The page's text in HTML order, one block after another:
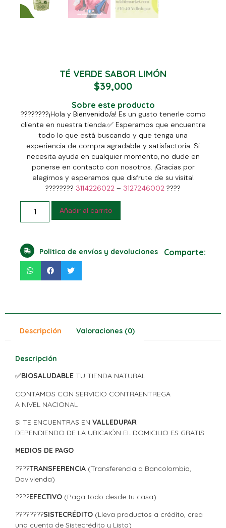
TÉ VERDE SABOR LIMÓN
$39,000
Sobre este producto
????????¡Hola y Bienvenido/a! Es un gusto tenerle como
cliente en nuestra tienda.✅Esperamos que encuentre
todo lo que está buscando y que tenga una
experiencia de compra agradable y satisfactoria. Si
necesita ayuda en cualquier momento, no dude en
ponerse en contacto con nosotros. ¡Gracias por
elegirnos y esperamos que disfrute de su visita!
???????? 3114226022 – 3127246002 ????
Añadir al carrito
Politica de envíos y devoluciones Comparte:
Descripción Valoraciones (0)
Descripción
✅BIOSALUDABLE TU TIENDA NATURAL
CONTAMOS CON SERVICIO CONTRAENTREGA
A NIVEL NACIONAL
SI TE ENCUENTRAS EN VALLEDUPAR
DEPENDIENDO DE LA UBICAIÓN EL DOMICILIO ES GRATIS
MEDIOS DE PAGO
????TRANSFERENCIA (Transferencia a Bancolombia,
Davivienda)
????EFECTIVO (Paga todo desde tu casa)
????????SISTECRÉDITO (Lleva productos a crédito, crea
una cuenta de Sistecrédito y Listo)